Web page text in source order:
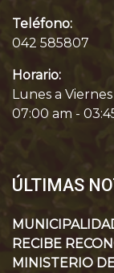
Teléfono:
042 585807
Horario:
Lunes a Viernes
07:00 am -
ÚLTIMAS
RECIBE
MINISTERIO